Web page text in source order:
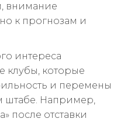
внимание
к прогнозам и
интереса
клубы, которые
и перемены
штабе. Например,
после отставки